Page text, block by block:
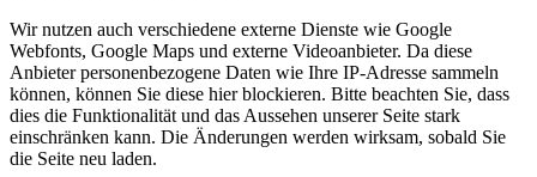
Wir nutzen auch verschiedene externe Dienste wie Google
Webfonts, Google Maps und externe Videoanbieter. Da diese
Anbieter personenbezogene Daten wie Ihre IP-Adresse sammeln
können, können Sie diese hier blockieren. Bitte beachten Sie, dass
dies die Funktionalität und das Aussehen unserer Seite stark
einschränken kann. Die Änderungen werden wirksam, sobald Sie
die Seite neu laden.